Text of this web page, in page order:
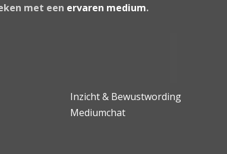
met een ervaren medium.
Inzicht & Bewustwording
Mediumchat